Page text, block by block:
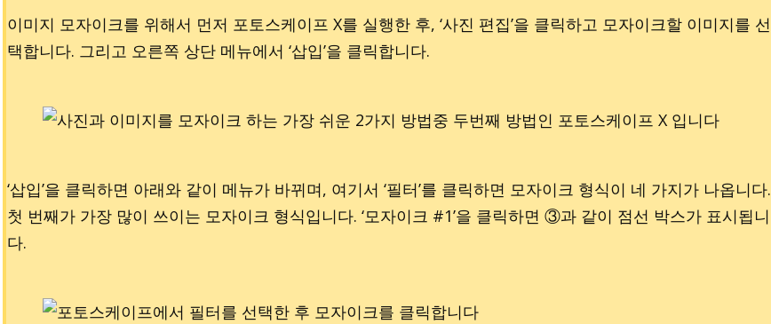
이미지 모자이크를 위해서 먼저 포토스케이프 X를 실행한 후, ‘사진 편집’을 클릭하고 모자이크할 이미지를 선
택합니다. 그리고 오른쪽 상단 메뉴에서 ‘삽입’을 클릭합니다.
‘삽입’을 클릭하면 아래와 같이 메뉴가 바뀌며, 여기서 ‘필터’를 클릭하면 모자이크 형식이 네 가지가 나옵니다.
첫 번째가 가장 많이 쓰이는 모자이크 형식입니다. ‘모자이크 #1’을 클릭하면 ③과 같이 점선 박스가 표시됩니
다.